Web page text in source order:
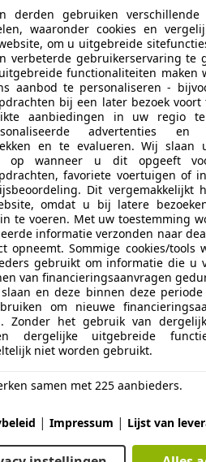
Entertainment en Media
Veiligheid en beveiliging
MET BOEKJES VAN
VERKEERT IN EEN ZEER
1.4 T 140 PK MOTOR
VOORZIEN VAN O.A. CLIMATE C,
VOOR MEER
/ 0643974656 OF MAIL
bent van harte welkom bij
op de Prinsenweide 46 7317
in de prijsklasse van
tot € 20.000,- en hebben
zijn afkomstig van
voorzien van
occasions worden
auto's staan schoon en
alsmede op ons
tot de mogelijkheden.
of neem contact op met 055-
hebben diverse financierings
Bereken uw zakelijke lease!
Nu zakelijk leasen vanaf€ 209,-
Vraag offerte aan
derden gebruiken verschillende
waaronder cookies en
om u uitgebreide
verbeterde gebruikerservaring te
functionaliteiten maken
aanbod te personaliseren -
bij een later bezoek
aanbiedingen in uw regio
advertenties
en te evalueren. Wij slaan
op wanneer u dit opgeeft
favoriete voertuigen of
Dit vergemakkelijkt
omdat u bij latere
te voeren. Met uw toestemming
informatie verzonden naar
opneemt. Sommige cookies/tools
gebruikt om informatie die u
van financieringsaanvragen
en deze binnen deze
om nieuwe
Zonder het gebruik van
dergelijke uitgebreide
niet worden gebruikt.
samen met 225 aanbieders.
| Impressum | Lijst van